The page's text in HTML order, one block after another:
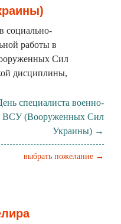
социально-
работы в
Сил
дисциплины,
специалиста военно-
ВСУ (Вооруженных Сил
Украины) →
выбрать пожелание →